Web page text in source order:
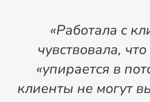
«Работала с
чувствовала,
«упирается в
клиенты не могут